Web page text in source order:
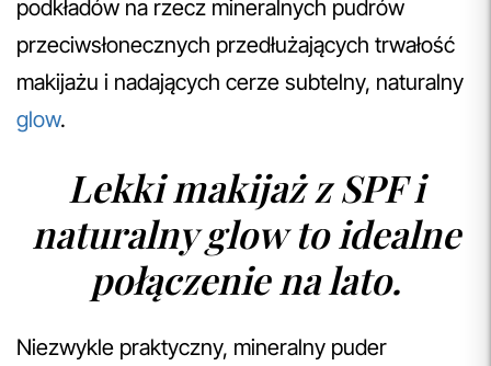
podkładów na rzecz mineralnych pudrów
przeciwsłonecznych przedłużających trwałość
makijażu i nadających cerze subtelny, naturalny
glow.
Lekki makijaż z SPF i
naturalny glow to idealne
połączenie na lato.
Niezwykle praktyczny, mineralny puder